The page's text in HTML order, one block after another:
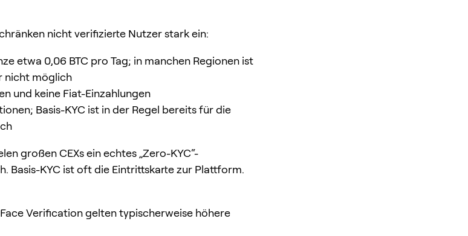
nicht verifizierte Nutzer stark ein:
etwa 0,06 BTC pro Tag; in manchen Regionen ist
nicht möglich
und keine Fiat-Einzahlungen
Basis-KYC ist in der Regel bereits für die
großen CEXs ein echtes „Zero-KYC“-
Basis-KYC ist oft die Eintrittskarte zur Plattform.
Verification gelten typischerweise höhere